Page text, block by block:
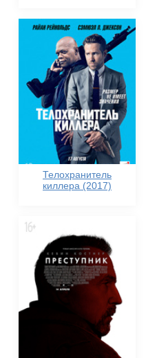
Телохранитель
киллера (2017)